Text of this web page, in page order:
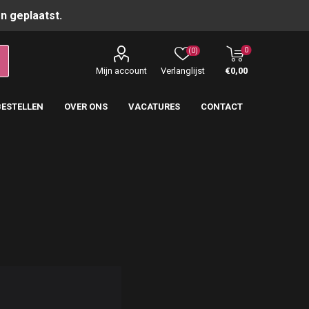
geplaatst.
Mijn account Verlanglijst
(0) 0
€0,00
OVER ONS VACATURES CONTACT